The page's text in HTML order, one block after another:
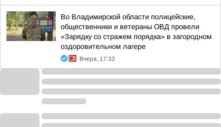
Во Владимирской области полицейские,
общественники и ветераны ОВД провели
«Зарядку со стражем порядка» в загородном
оздоровительном лагере
Вчера, 17:33